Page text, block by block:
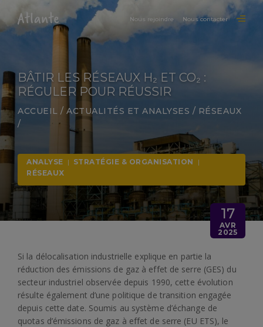
Nous rejoindre Nous contacter
BÂTIR LES RÉSEAUX H₂ ET CO₂ :
RÉGULER POUR RÉUSSIR
ACCUEIL / ACTUALITÉS ET ANALYSES / RÉSEAUX
/
ANALYSE | STRATÉGIE & ORGANISATION
|
RÉSEAUX
17
AVR
2025
Si la délocalisation industrielle explique en partie la
réduction des émissions de gaz à effet de serre (GES) du
secteur industriel observée depuis 1990, cette évolution
résulte également d’une politique de transition engagée
depuis cette date. Soumis au système d’échange de
quotas d’émissions de gaz à effet de serre (EU ETS), le